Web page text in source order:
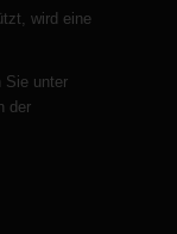
wird eine
Sie unter
der